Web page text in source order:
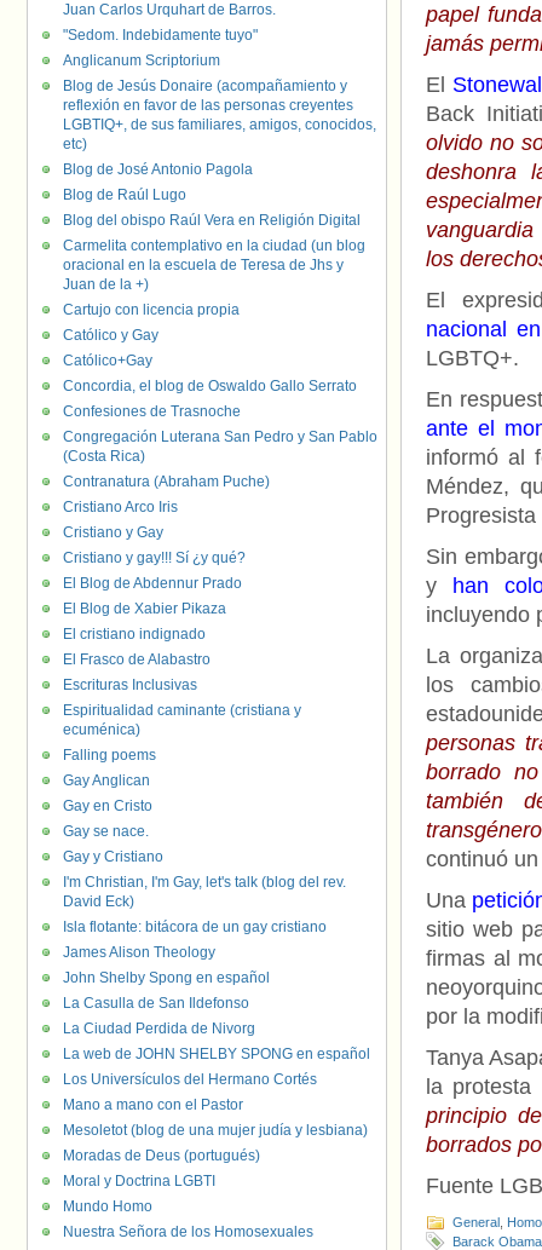
papel
jamás
El
Back
olvido no
deshonra
los
El
nacional
LGBTQ+.
En
ante el
informó al
Méndez,
Sin
y han
incluyendo
La
los
personas
borrado
también
continuó
Una
sitio web
firmas al
por la
Tanya
la
principio
borrados
Fuente
General
Barack Obama
Juan Carlos Urquhart de Barros.
"Sedom. Indebidamente tuyo"
Anglicanum Scriptorium
Blog de Jesús Donaire (acompañamiento y
reflexión en favor de las personas creyentes
LGBTIQ+, de sus familiares, amigos, conocidos,
etc)
Blog de José Antonio Pagola
Blog de Raúl Lugo
Blog del obispo Raúl Vera en Religión Digital
Carmelita contemplativo en la ciudad (un blog
oracional en la escuela de Teresa de Jhs y
Juan de la +)
Cartujo con licencia propia
Católico y Gay
Católico+Gay
Concordia, el blog de Oswaldo Gallo Serrato
Confesiones de Trasnoche
Congregación Luterana San Pedro y San Pablo
(Costa Rica)
Contranatura (Abraham Puche)
Cristiano Arco Iris
Cristiano y Gay
Cristiano y gay!!! Sí ¿y qué?
El Blog de Abdennur Prado
El Blog de Xabier Pikaza
El cristiano indignado
El Frasco de Alabastro
Escrituras Inclusivas
Espiritualidad caminante (cristiana y
ecuménica)
Falling poems
Gay Anglican
Gay en Cristo
Gay se nace.
Gay y Cristiano
I'm Christian, I'm Gay, let's talk (blog del rev.
David Eck)
Isla flotante: bitácora de un gay cristiano
James Alison Theology
John Shelby Spong en español
La Casulla de San Ildefonso
La Ciudad Perdida de Nivorg
La web de JOHN SHELBY SPONG en español
Los Universículos del Hermano Cortés
Mano a mano con el Pastor
Mesoletot (blog de una mujer judía y lesbiana)
Moradas de Deus (portugués)
Moral y Doctrina LGBTI
Mundo Homo
Nuestra Señora de los Homosexuales